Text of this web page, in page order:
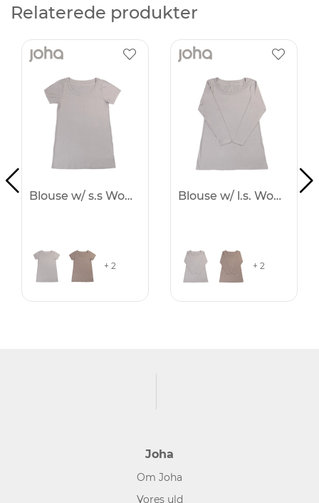
Relaterede produkter
Blouse w/ s.s Women
+ 2
Blouse w/ l.s. Women
+ 2
Joha
Om Joha
Vores uld